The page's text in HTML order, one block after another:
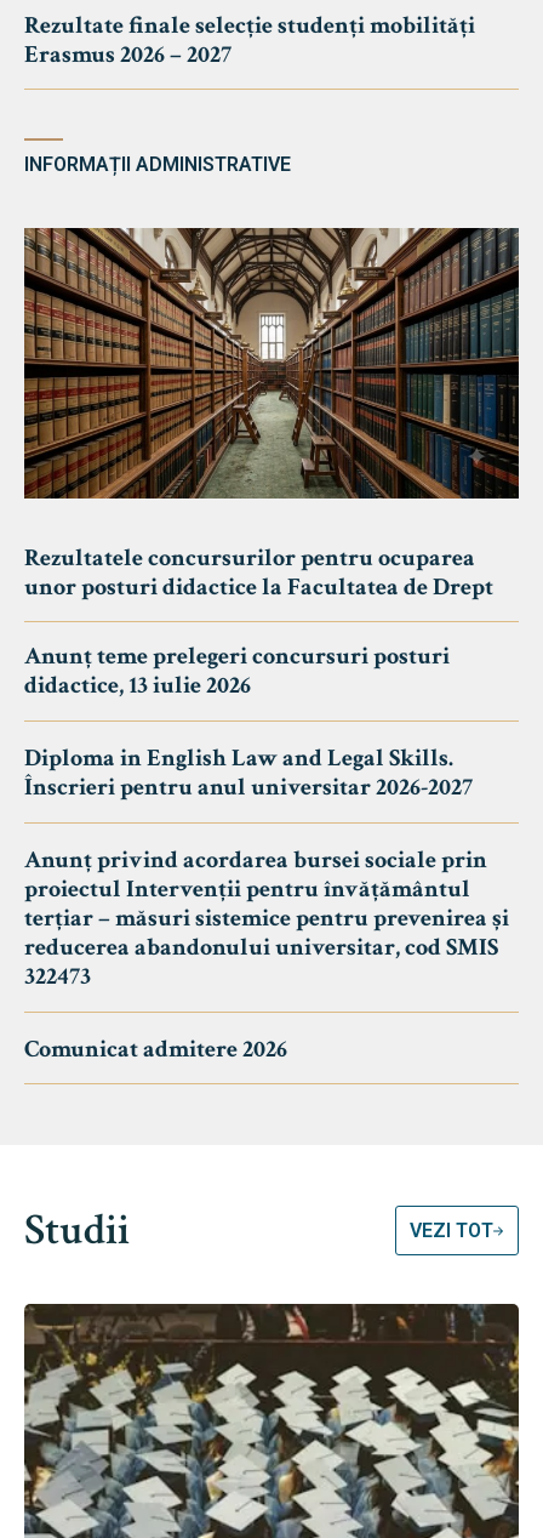
Rezultate finale selecție studenți mobilități
Erasmus 2026 – 2027
INFORMAȚII ADMINISTRATIVE
Rezultatele concursurilor pentru ocuparea
unor posturi didactice la Facultatea de Drept
Anunț teme prelegeri concursuri posturi
didactice, 13 iulie 2026
Diploma in English Law and Legal Skills.
Înscrieri pentru anul universitar 2026-2027
Anunț privind acordarea bursei sociale prin
proiectul Intervenții pentru învățământul
terțiar – măsuri sistemice pentru prevenirea și
reducerea abandonului universitar, cod SMIS
322473
Comunicat admitere 2026
Studii VEZI TOT